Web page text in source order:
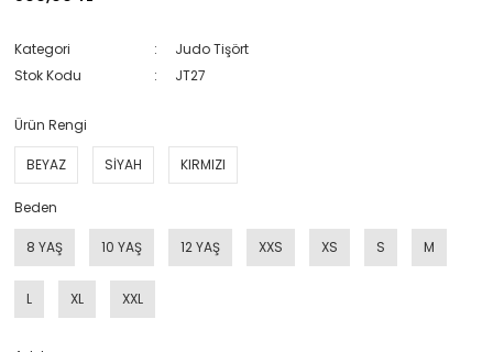
Kategori
Judo Tişört
Stok Kodu
JT27
Ürün Rengi
BEYAZ SİYAH KIRMIZI
Beden
8 YAŞ 10 YAŞ 12 YAŞ XXS XS S M
L XL XXL